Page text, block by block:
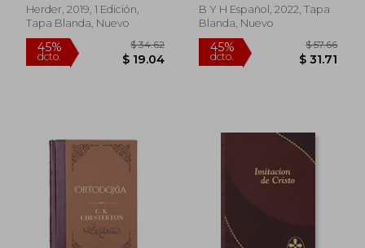
Herder, 2019, 1 Edición,
Tapa Blanda, Nuevo
B Y H Español, 2022, Tapa
Blanda, Nuevo